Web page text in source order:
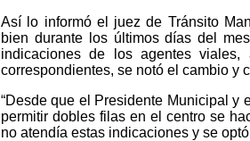
Así lo informó el juez de Tránsito
bien durante los últimos días del
indicaciones de los agentes
correspondientes, se notó el cambio y
“Desde que el Presidente Municipal y
permitir dobles filas en el centro se
no atendía estas indicaciones y se